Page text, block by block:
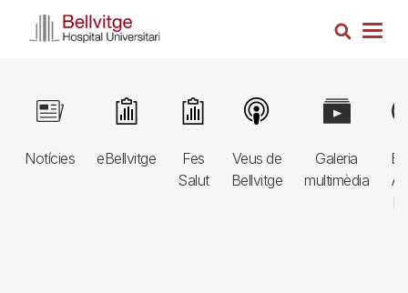
Cerca
Navegació
principal
3r
Notícies
Image
eBellvitge
Image
Fes
Salut
Image
Veus de
Bellvitge
Image
Galeria
multimèdia
Image